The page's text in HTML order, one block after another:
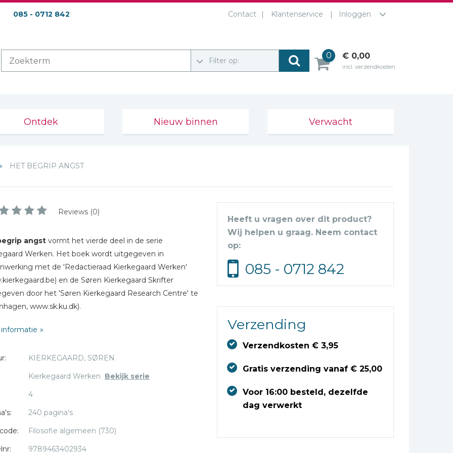
085 - 0712 842 Contact Klantenservice Inloggen
Filter op:
0 € 0,00
incl. verzendkosten
Ontdek Nieuw binnen Verwacht
HET BEGRIP ANGST
Reviews (0)
angst vormt het vierde deel in de serie
Werken. Het boek wordt uitgegeven in
met de 'Redactieraad Kierkegaard Werken'
en de Søren Kierkegaard Skrifter
door het 'Søren Kierkegaard Research Centre' te
www.sk.ku.dk).
en verklarende aantekeningen: Jan Sperna Weiland,
van dit deel: Johan Taels en Paul Cruysberghs.
nawoord van: Frits Florin
of zijn pseudoniem Vigilius Haufniensis (de
het onderscheid tussen vrees en angst
formuleerde en hanteerde: vrees betekent dat
KIERKEGAARD, SØREN
Kierkegaard Werken Bekijk serie
4
240 pagina's
Filosofie algemeen (730)
9789463402934
Heeft u vragen over dit product?
Wij helpen u graag. Neem contact
op:
085 - 0712 842
Verzending
Verzendkosten € 3,95
Gratis verzending vanaf € 25,00
Voor 16:00 besteld, dezelfde
dag verwerkt